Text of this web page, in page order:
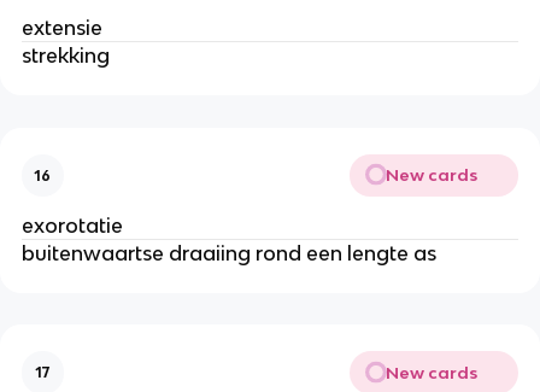
extensie
strekking
16 New cards
exorotatie
buitenwaartse draaiing rond een lengte as
17 New cards